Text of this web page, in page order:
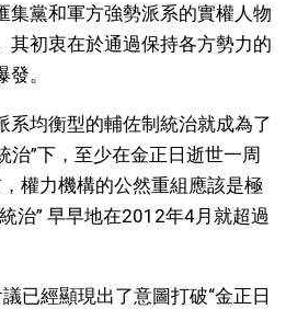
集黨和軍方強勢派系的實權人物
其初衷在於通過保持各方勢力的
。
系均衡型的輔佐制統治就成為了
治”下，至少在金正日逝世一周
權力機構的公然重組應該是極
治” 早早地在2012年4月就超過
已經顯現出了意圖打破“金正日